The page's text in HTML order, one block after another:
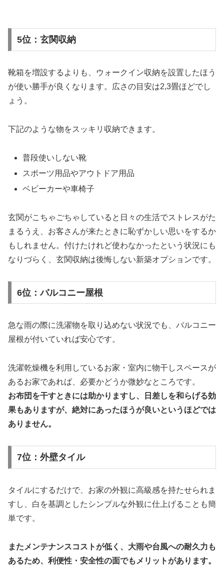
5位：玄関収納
靴箱を増設するよりも、ウォークイン収納を設置したほう
が使い勝手が良くなります。広さの目安は2,3畳ほどでし
ょう。
下記のような物をスッキリ収納できます。
普段使いしない靴
スポーツ用品やアウトドア用品
ベビーカーや車椅子
玄関がこちゃごちゃしていると日々の生活でストレスがた
まるうえ、お客さんが来たときに恥ずかしい思いをするか
もしれません。付けたけれど使わなかったという状況にも
なりづらく、玄関収納は後悔しない新築オプションです。
6位：バルコニー屋根
急な雨の際に洗濯物を取り込めない状況でも、バルコニー
屋根が付いていれば安心です。
洗濯乾燥機を利用しているお家・室内に物干しスペースが
あるお家であれば、必要かどうか微妙なところです。
お布団を干すときには助かりますし、日差しを和らげる効
果もありますが、絶対にあったほうが良いというほどでは
ありません。
7位：外壁タイル
タイルにするだけで、お家の外観に高級感を持たせられま
すし、白を基調としたシンプルな外観に仕上げることも簡
単です。
またメンテナンスコストが低く、大雨や台風への耐久力も
あるため、利便性・安全性の面でもメリットがあります。